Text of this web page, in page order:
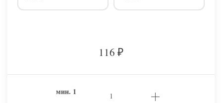
116 ₽
мин. 1